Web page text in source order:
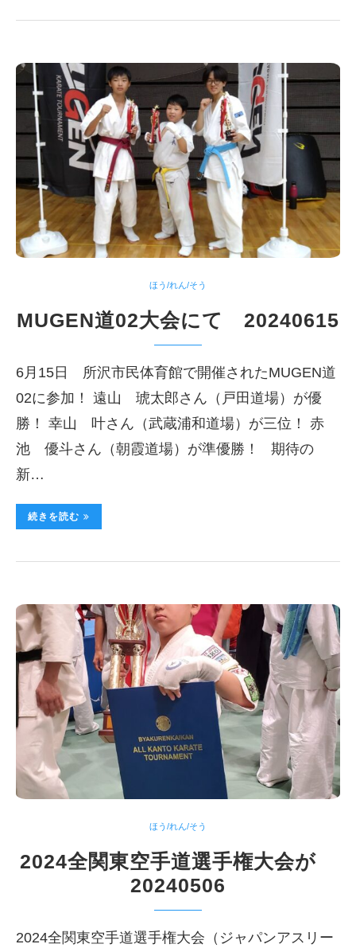
ほう/れん/そう
MUGEN道02大会にて 20240615
6月15日 所沢市民体育館で開催されたMUGEN道
02に参加！ 遠山 琥太郎さん（戸田道場）が優
勝！ 幸山 叶さん（武蔵浦和道場）が三位！ 赤
池 優斗さん（朝霞道場）が準優勝！ 期待の
新…
続きを読む
ほう/れん/そう
2024全関東空手道選手権大会が
20240506
2024全関東空手道選手権大会（ジャパンアスリー